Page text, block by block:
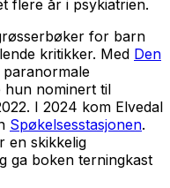
flere år i psykiatrien.
for barn
kritikker. Med Den
hun nominert til
I 2024 kom Elvedal
Spøkelsesstasjonen.
en skikkelig
ga boken terningkast